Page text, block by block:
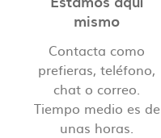
mismo
Contacta como
prefieras, teléfono,
chat o correo.
Tiempo medio es de
unas horas.